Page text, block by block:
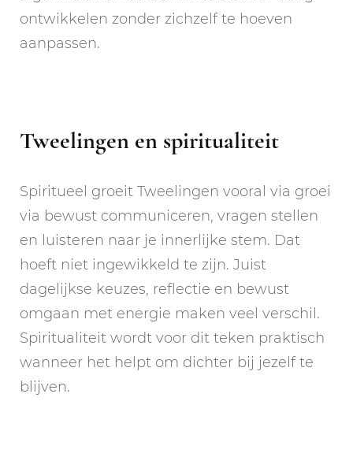
ontwikkelen zonder zichzelf te hoeven
aanpassen.
Tweelingen en spiritualiteit
Spiritueel groeit Tweelingen vooral via groei
via bewust communiceren, vragen stellen
en luisteren naar je innerlijke stem. Dat
hoeft niet ingewikkeld te zijn. Juist
dagelijkse keuzes, reflectie en bewust
omgaan met energie maken veel verschil.
Spiritualiteit wordt voor dit teken praktisch
wanneer het helpt om dichter bij jezelf te
blijven.